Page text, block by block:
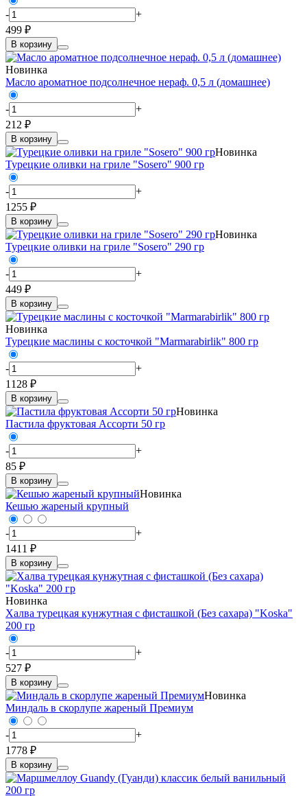
-
+
499 ₽
В корзину
Новинка
Масло ароматное подсолнечное нераф. 0,5 л (домашнее)
-
+
212 ₽
В корзину
Новинка
Турецкие оливки на гриле "Sosero" 900 гр
-
+
1255 ₽
В корзину
Новинка
Турецкие оливки на гриле "Sosero" 290 гр
-
+
449 ₽
В корзину
Новинка
Турецкие маслины с косточкой "Marmarabirlik" 800 гр
-
+
1128 ₽
В корзину
Новинка
Пастила фруктовая Ассорти 50 гр
-
+
85 ₽
В корзину
Новинка
Кешью жареный крупный
-
+
1411 ₽
В корзину
Новинка
Халва турецкая кунжутная с фисташкой (Без сахара) "Koska"
200 гр
-
+
527 ₽
В корзину
Новинка
Миндаль в скорлупе жареный Премиум
-
+
1778 ₽
В корзину